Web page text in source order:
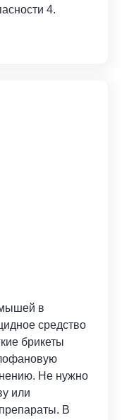
4.
в
средство
брикеты
Не нужно
или
В